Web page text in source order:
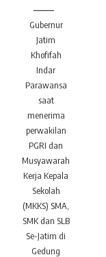
Gubernur
Jatim
Khofifah
Indar
Parawansa
saat
menerima
perwakilan
PGRI dan
Musyawarah
Kerja Kepala
Sekolah
(MKKS) SMA,
SMK dan SLB
Se-Jatim di
Gedung